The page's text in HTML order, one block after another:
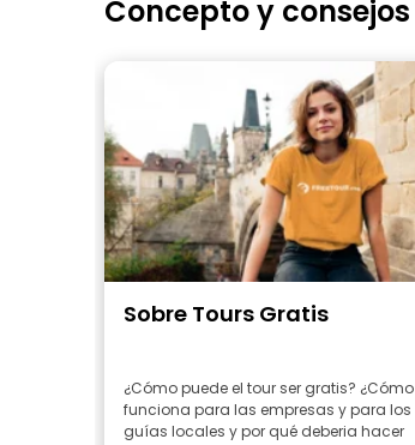
Concepto y consejos
Sobre Tours Gratis
¿Cómo puede el tour ser gratis? ¿Cómo
funciona para las empresas y para los
guías locales y por qué deberia hacer